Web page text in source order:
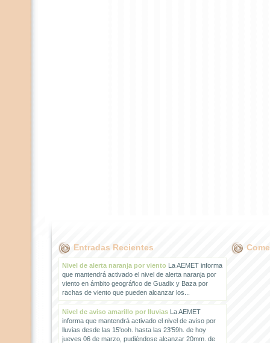
Entradas Recientes
Nivel de alerta naranja por vientoLa AEMET informa
que mantendrá activado el nivel de alerta naranja por
viento en ámbito geográfico de Guadix y Baza por
rachas de viento que pueden alcanzar los...
Nivel de aviso amarillo por lluviasLa AEMET
informa que mantendrá activado el nivel de aviso por
lluvias desde las 15'ooh. hasta las 23'59h. de hoy
jueves 06 de marzo, pudiéndose alcanzar 20mm. de